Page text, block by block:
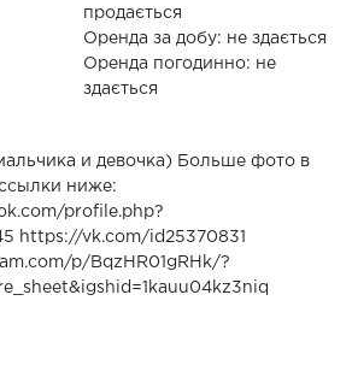
продається
Оренда за добу: не здається
Оренда погодинно: не
здається
и девочка) Больше фото в
ниже:
profile.php?
https://vk.com/id25370831
p/BqzHR01gRHk/?